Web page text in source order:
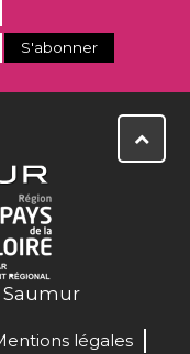
Saumur
légales